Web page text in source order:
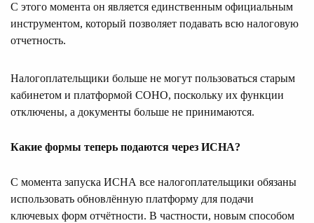
С этого момента он является единственным официальным
инструментом, который позволяет подавать всю налоговую
отчетность.
Налогоплательщики больше не могут пользоваться старым
кабинетом и платформой СОНО, поскольку их функции
отключены, а документы больше не принимаются.
Какие формы теперь подаются через ИСНА?
С момента запуска ИСНА все налогоплательщики обязаны
использовать обновлённую платформу для подачи
ключевых форм отчётности. В частности, новым способом